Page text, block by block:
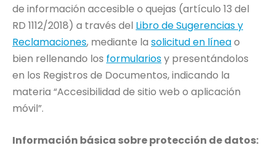
de información accesible o quejas (artículo 13 del
RD 1112/2018) a través del Libro de Sugerencias y
Reclamaciones, mediante la solicitud en líneao
bien rellenando los formulariosy presentándolos
en los Registros de Documentos, indicando la
materia “Accesibilidad de sitio web o aplicación
móvil”.
Información básica sobre protección de datos: